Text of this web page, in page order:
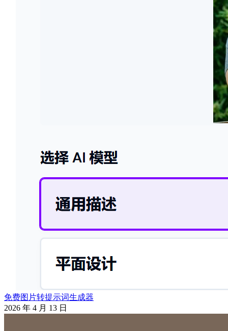
免费图片转提示词生成器
2026 年 4 月 13 日